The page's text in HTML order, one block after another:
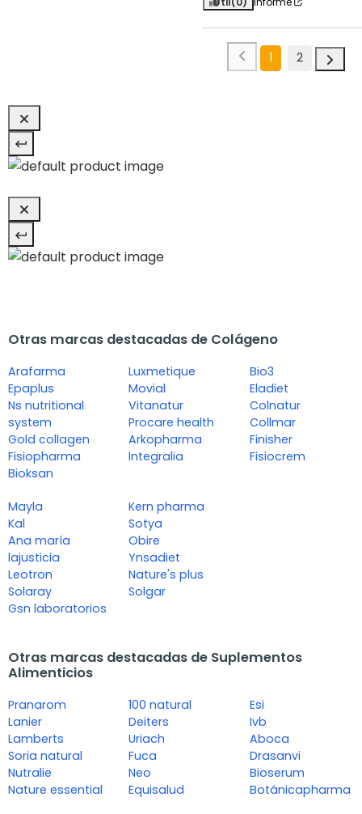
1 2
Otras marcas destacadas de Colágeno
Arafarma
Epaplus
Ns nutritional
system
Gold collagen
Fisiopharma
Bioksan
Luxmetique
Movial
Vitanatur
Procare health
Arkopharma
Integralia
Bio3
Eladiet
Colnatur
Collmar
Finisher
Fisiocrem
Mayla
Kal
Ana maría
lajusticia
Leotron
Solaray
Gsn laboratorios
Kern pharma
Sotya
Obire
Ynsadiet
Nature's plus
Solgar
Otras marcas destacadas de Suplementos
Alimenticios
Pranarom
Lanier
Lamberts
Soria natural
Nutralie
Nature essential
100 natural
Deiters
Uriach
Fuca
Neo
Equisalud
Esi
Ivb
Aboca
Drasanvi
Bioserum
Botánicapharma